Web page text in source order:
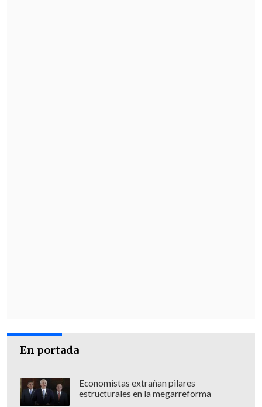
En portada
Economistas extrañan pilares
estructurales en la megarreforma